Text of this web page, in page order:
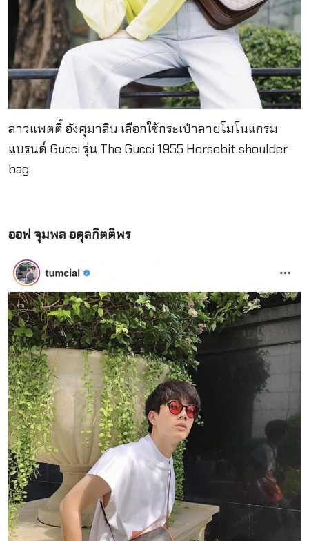
สาวแพตตี้ อังศุมาลิน เลือกใช้กระเป๋าลายโมโนแกรม
แบรนด์ Gucci รุ่น The Gucci 1955 Horsebit shoulder
bag
ออฟ จุมพล อดุลกิตติพร